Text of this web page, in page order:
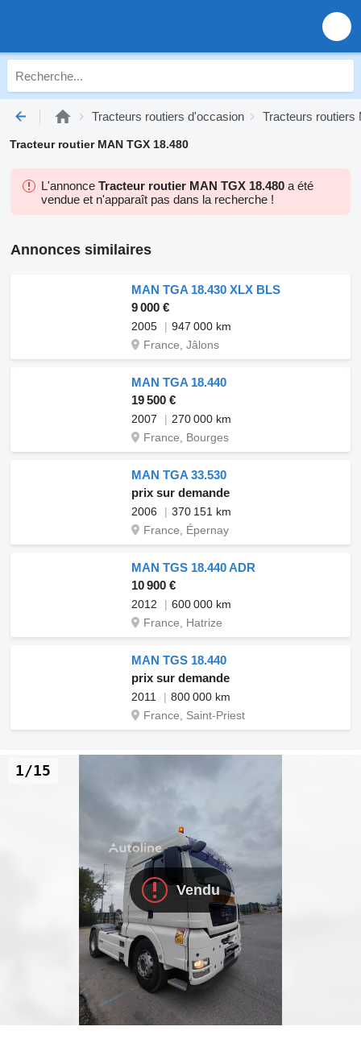
Tracteurs routiers d'occasion Tracteurs routiers
Tracteur routier MAN TGX 18.480
L'annonce Tracteur routier MAN TGX 18.480 a été
vendue et n'apparaît pas dans la recherche !
Annonces similaires
MAN TGA 18.430 XLX BLS
9 000 €
2005
947 000 km
France, Jâlons
MAN TGA 18.440
19 500 €
2007
270 000 km
France, Bourges
MAN TGA 33.530
prix sur demande
2006
370 151 km
France, Épernay
MAN TGS 18.440 ADR
10 900 €
2012
600 000 km
France, Hatrize
MAN TGS 18.440
prix sur demande
2011
800 000 km
France, Saint-Priest
Vendu
1/15